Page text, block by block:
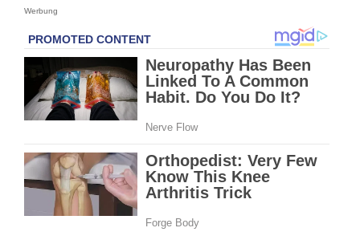
Werbung